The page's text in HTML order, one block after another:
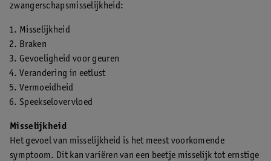
zwangerschapsmisselijkheid:
Misselijkheid
Braken
Gevoeligheid voor geuren
Verandering in eetlust
Vermoeidheid
Speekselovervloed
Misselijkheid
Het gevoel van misselijkheid is het meest voorkomende
symptoom. Dit kan variëren van een beetje misselijk tot ernstige